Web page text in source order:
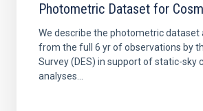
Photometric Dataset for
We describe the photometric dataset
from the full 6 yr of observations by
Survey (DES) in support of static-sky
analyses...